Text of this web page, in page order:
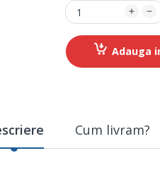
Adauga
Cum livram?